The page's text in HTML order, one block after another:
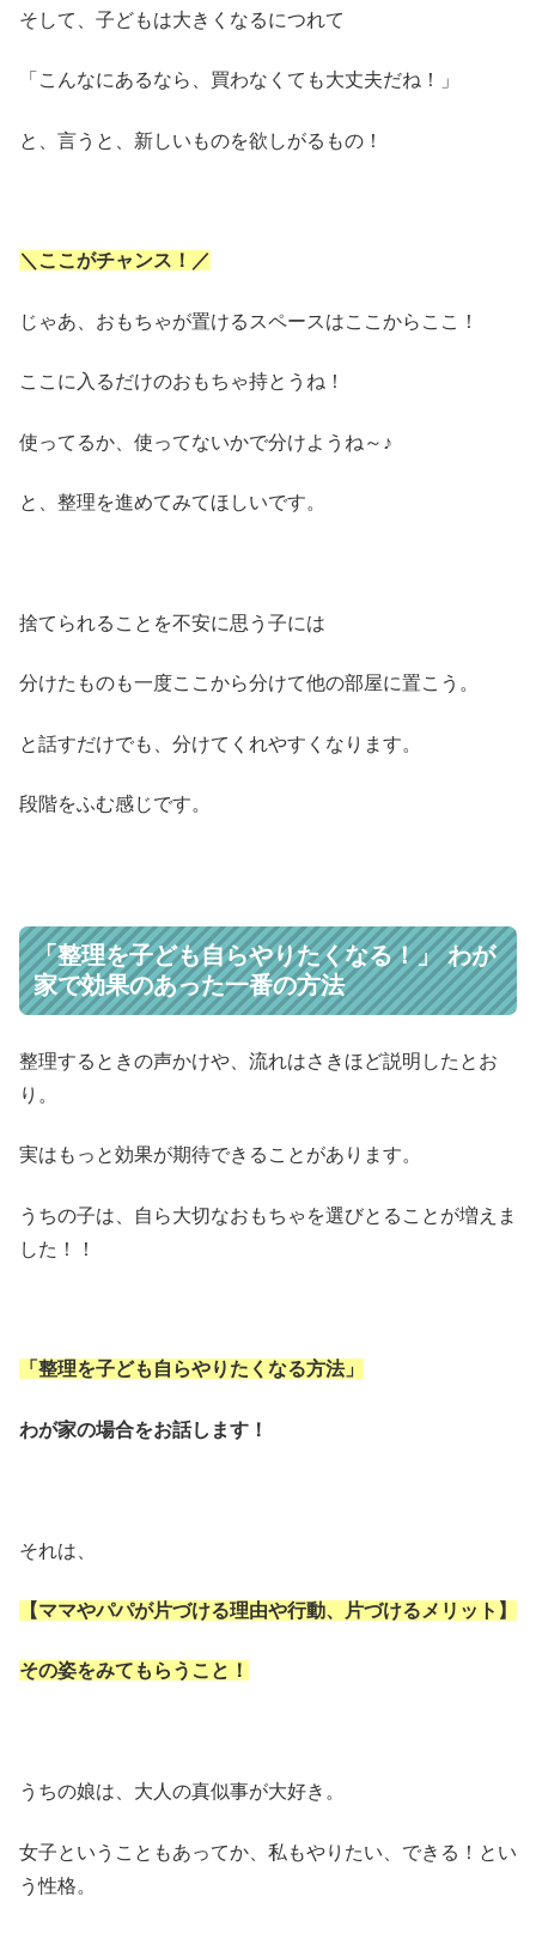
そして、子どもは大きくなるにつれて
「こんなにあるなら、買わなくても大丈夫だね！」
と、言うと、新しいものを欲しがるもの！
＼ここがチャンス！／
じゃあ、おもちゃが置けるスペースはここからここ！
ここに入るだけのおもちゃ持とうね！
使ってるか、使ってないかで分けようね～♪
と、整理を進めてみてほしいです。
捨てられることを不安に思う子には
分けたものも一度ここから分けて他の部屋に置こう。
と話すだけでも、分けてくれやすくなります。
段階をふむ感じです。
「整理を子ども自らやりたくなる！」 わが
家で効果のあった一番の方法
整理するときの声かけや、流れはさきほど説明したとお
り。
実はもっと効果が期待できることがあります。
うちの子は、自ら大切なおもちゃを選びとることが増えま
した！！
「整理を子ども自らやりたくなる方法」
わが家の場合をお話します！
それは、
【ママやパパが片づける理由や行動、片づけるメリット】
その姿をみてもらうこと！
うちの娘は、大人の真似事が大好き。
女子ということもあってか、私もやりたい、できる！とい
う性格。